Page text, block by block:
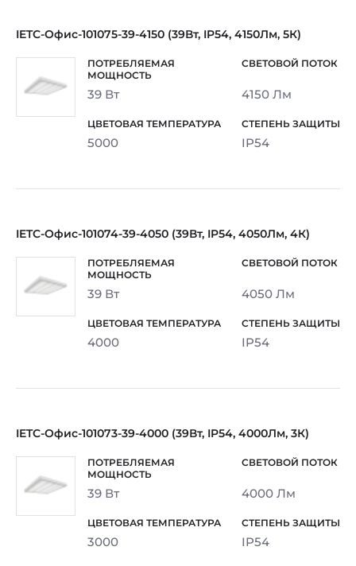
IETC-Офис-101075-39-4150 (39Вт, IP54, 4150Лм, 5К)
39 Вт 4150 Лм
5000 IP54
IETC-Офис-101074-39-4050 (39Вт, IP54, 4050Лм, 4К)
39 Вт 4050 Лм
4000 IP54
IETC-Офис-101073-39-4000 (39Вт, IP54, 4000Лм, 3К)
39 Вт 4000 Лм
3000 IP54